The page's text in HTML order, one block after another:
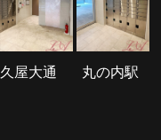
久屋大通 丸の内駅